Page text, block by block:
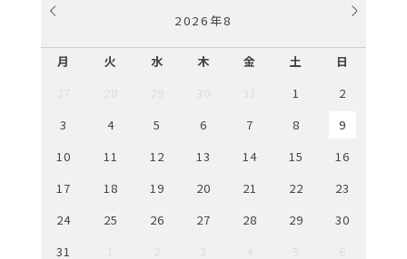
2026年8
月 火 水 木 金 土
日
1
2
3
4 5 6 7 8
9
10
11 12 13 14 15
16
17
18 19 20 21 22
23
24
25 26 27 28 29
30
31